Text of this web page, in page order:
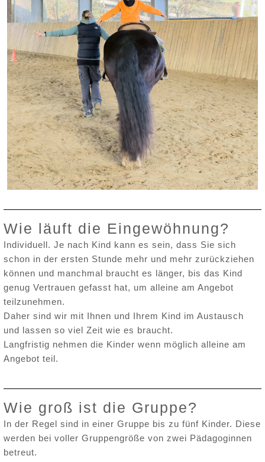
Wie läuft die Eingewöhnung?
Individuell. Je nach Kind kann es sein, dass Sie sich
schon in der ersten Stunde mehr und mehr zurückziehen
können und manchmal braucht es länger, bis das Kind
genug Vertrauen gefasst hat, um alleine am Angebot
teilzunehmen.
Daher sind wir mit Ihnen und Ihrem Kind im Austausch
und lassen so viel Zeit wie es braucht.
Langfristig nehmen die Kinder wenn möglich alleine am
Angebot teil.
Wie groß ist die Gruppe?
In der Regel sind in einer Gruppe bis zu fünf Kinder. Diese
werden bei voller Gruppengröße von zwei Pädagoginnen
betreut.